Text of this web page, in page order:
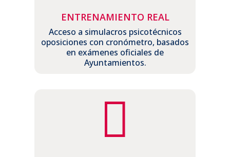
ENTRENAMIENTO REAL
Acceso a simulacros psicotécnicos
oposiciones con cronómetro, basados
en exámenes oficiales de
Ayuntamientos.
